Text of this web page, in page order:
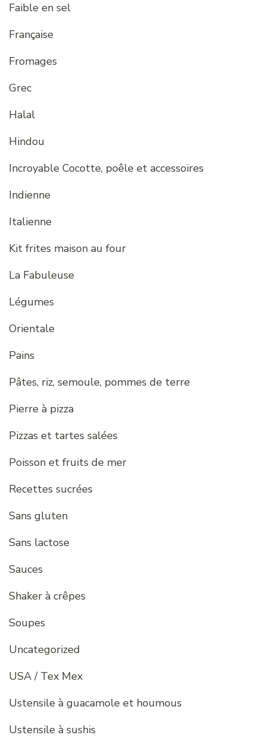
Faible en sel
Française
Fromages
Grec
Halal
Hindou
Incroyable Cocotte, poêle et accessoires
Indienne
Italienne
Kit frites maison au four
La Fabuleuse
Légumes
Orientale
Pains
Pâtes, riz, semoule, pommes de terre
Pierre à pizza
Pizzas et tartes salées
Poisson et fruits de mer
Recettes sucrées
Sans gluten
Sans lactose
Sauces
Shaker à crêpes
Soupes
Uncategorized
USA / Tex Mex
Ustensile à guacamole et houmous
Ustensile à sushis